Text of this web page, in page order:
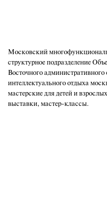
Московский
структурное подразделение
Восточного административного
интеллектуального отдыха
мастерские для детей и
выставки, мастер-классы.